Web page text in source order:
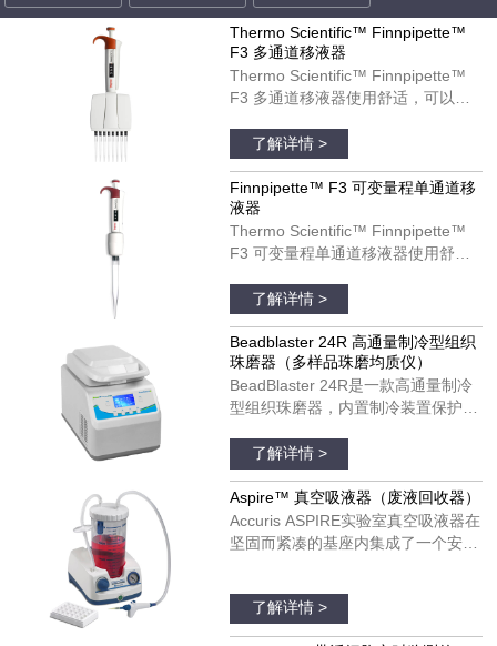
Thermo Scientific™ Finnpipette™
F3 多通道移液器
Thermo Scientific™ Finnpipette™
F3 多通道移液器使用舒适，可以在
识的宽型指状支托和人体工程学柄设
计可以改善您的移液体验。
Finnpipette F3 移液器可以用于单个
和多通道模具。货号：4660050；
4660010；4660020；4660040
了解详情 >
Finnpipette™ F3 可变量程单通道移
液器
Thermo Scientific™ Finnpipette™
F3 可变量程单通道移液器使用舒
作用。Finnpipette F3 移液器具有宽
阔的、支持彩色编码的指托和人机工
效学手柄设计。Finnpipette F3 移液
器可以用于单个和多通道模具。货
号：4640100；4640000；
4640010；4640020；4640030；
4640070；4640080
了解详情 >
Beadblaster 24R 高通量制冷型组织
珠磨器（多样品珠磨均质仪）
BeadBlaster 24R是一款高通量制冷
型组织珠磨器，内置制冷装置保护温
数珠磨器不同，BeadBlaster 24R具
有真正的、基于压缩机的制冷系统，
不需要干冰、液氮和空气供应。只需
设置所需的温度并预冷，温度将在整
个均质过程中维持低温，以保证样品
了解详情 >
Aspire™ 真空吸液器（废液回收器）
Accuris ASPIRE实验室真空吸液器在
坚固而紧凑的基座内集成了一个安
真空表。
了解详情 >